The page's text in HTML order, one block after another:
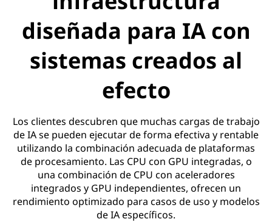
diseñada para IA con
sistemas creados al
efecto
Los clientes descubren que muchas cargas de trabajo
de IA se pueden ejecutar de forma efectiva y rentable
utilizando la combinación adecuada de plataformas
de procesamiento. Las CPU con GPU integradas, o
una combinación de CPU con aceleradores
integrados y GPU independientes, ofrecen un
rendimiento optimizado para casos de uso y modelos
de IA específicos.